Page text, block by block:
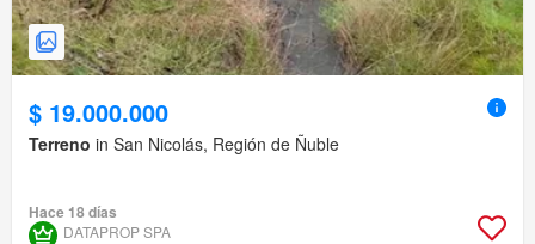
$ 19.000.000
Terreno in San Nicolás, Región de Ñuble
Hace 18 días
DATAPROP SPA